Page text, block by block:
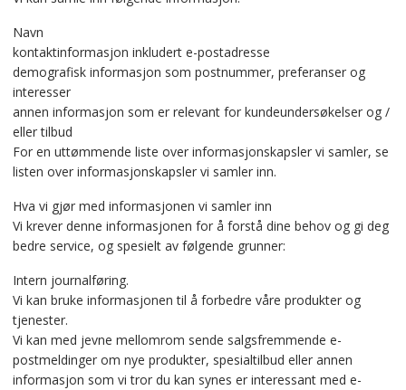
Navn
kontaktinformasjon inkludert e-postadresse
demografisk informasjon som postnummer, preferanser og
interesser
annen informasjon som er relevant for kundeundersøkelser og /
eller tilbud
For en uttømmende liste over informasjonskapsler vi samler, se
listen over informasjonskapsler vi samler inn.
Hva vi gjør med informasjonen vi samler inn
Vi krever denne informasjonen for å forstå dine behov og gi deg
bedre service, og spesielt av følgende grunner:
Intern journalføring.
Vi kan bruke informasjonen til å forbedre våre produkter og
tjenester.
Vi kan med jevne mellomrom sende salgsfremmende e-
postmeldinger om nye produkter, spesialtilbud eller annen
informasjon som vi tror du kan synes er interessant med e-